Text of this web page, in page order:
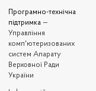
Програмно-технічна
підтримка —
Управління
комп'ютеризованих
систем Апарату
Верховної Ради
України